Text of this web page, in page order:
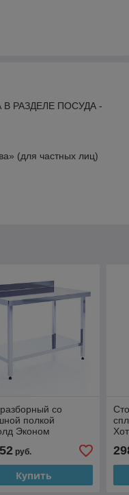
РАЗДЕЛЕ ПОСУДА -
(для частных лиц)
со
полкой
Эконом
руб.
Купить